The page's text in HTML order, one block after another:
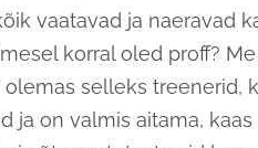
vaatavad ja naeravad
korral oled proff?
selleks treenerid,
ja on valmis aitama,